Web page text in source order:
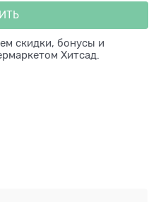
скидки, бонусы и
Хитсад.